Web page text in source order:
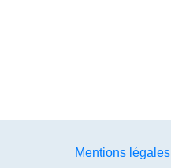
Mentions légales